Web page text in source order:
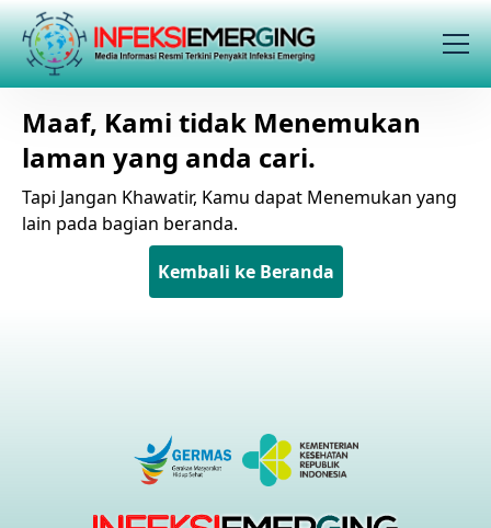
Maaf, Kami tidak Menemukan
laman yang anda cari.
Tapi Jangan Khawatir, Kamu dapat Menemukan yang
lain pada bagian beranda.
Kembali ke Beranda